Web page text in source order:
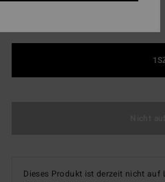
Dieses Produkt ist derzeit nicht auf